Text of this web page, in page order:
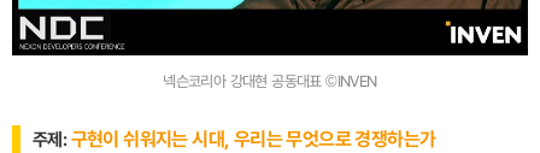
넥슨코리아 강대현 공동대표 ©INVEN
주제: 구현이 쉬워지는 시대, 우리는 무엇으로 경쟁하는가